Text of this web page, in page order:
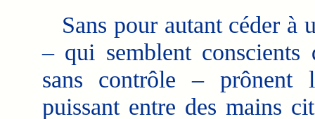
Sans pour autant céder à
– qui semblent conscients
sans contrôle –
puissant entre des mains